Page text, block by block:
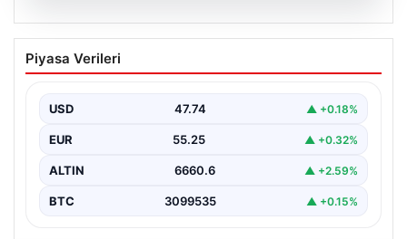
07.08.2026
FED faiz kararı ne zaman, saat kaçta?
Faiz beklentisi ne yönde? 2026 FED
Piyasa Verileri
USD 47.74 ▲ +0.18%
EUR 55.25 ▲ +0.32%
ALTIN 6660.6 ▲ +2.59%
BTC 3099535 ▲ +0.15%